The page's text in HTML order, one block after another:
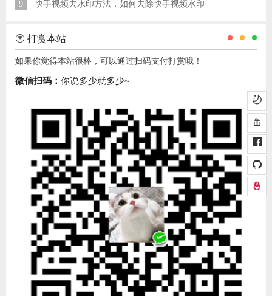
9
快手视频去水印方法，如何去除快手视频水印
打赏本站
如果你觉得本站很棒，可以通过扫码支付打赏哦！
微信扫码： 你说多少就多少~